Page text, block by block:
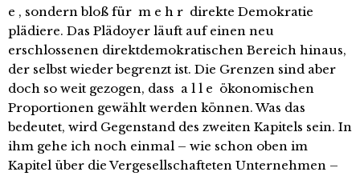
e , sondern bloß für m e h r direkte Demokratie
plädiere. Das Plädoyer läuft auf einen neu
erschlossenen direktdemokratischen Bereich hinaus,
der selbst wieder begrenzt ist. Die Grenzen sind aber
doch so weit gezogen, dass a l l e ökonomischen
Proportionen gewählt werden können. Was das
bedeutet, wird Gegenstand des zweiten Kapitels sein. In
ihm gehe ich noch einmal – wie schon oben im
Kapitel über die Vergesellschafteten Unternehmen –